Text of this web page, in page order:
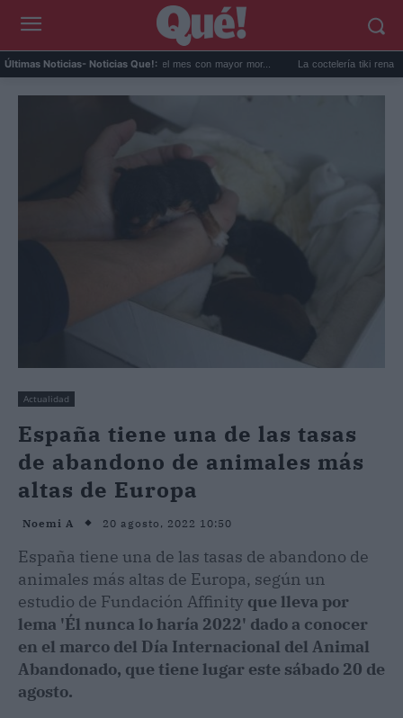
Últimas Noticias- Noticias Que!:
confirma que junio fue el mes con mayor mor... La coctelería tiki renace en
Actualidad
España tiene una de las tasas
de abandono de animales más
altas de Europa
Noemi A 20 agosto, 2022 10:50
España tiene una de las tasas de abandono de
animales más altas de Europa, según un
estudio de Fundación Affinity que lleva por
lema 'Él nunca lo haría 2022' dado a conocer
en el marco del Día Internacional del Animal
Abandonado, que tiene lugar este sábado 20 de
agosto.